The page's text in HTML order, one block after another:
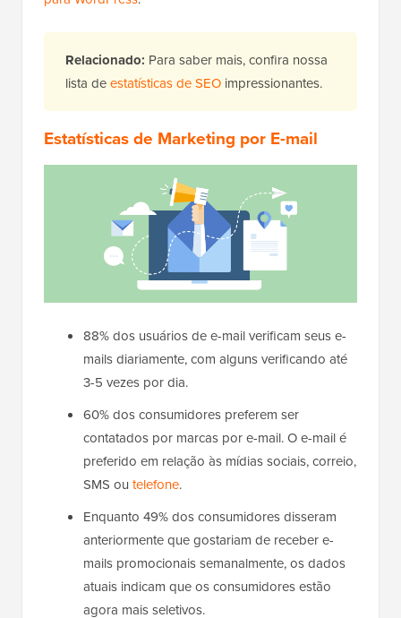
Relacionado: Para saber mais, confira nossa
lista deestatísticas de SEO impressionantes.
Estatísticas de Marketing por E-mail
88% dos usuários de e-mail verificam seus e-
mails diariamente, com alguns verificando até
3-5 vezes por dia.
60% dos consumidores preferem ser
contatados por marcas por e-mail. O e-mail é
preferido em relação às mídias sociais, correio,
SMS ou telefone.
Enquanto 49% dos consumidores disseram
anteriormente que gostariam de receber e-
mails promocionais semanalmente, os dados
atuais indicam que os consumidores estão
agora mais seletivos.